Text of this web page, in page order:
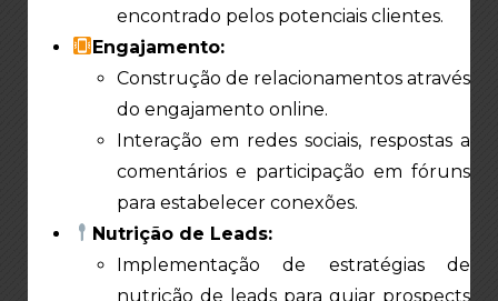
encontrado pelos potenciais clientes.
Engajamento:
Construção de relacionamentos através
do engajamento online.
Interação em redes sociais, respostas a
comentários e participação em fóruns
para estabelecer conexões.
Nutrição de Leads:
Implementação de estratégias de
nutrição de leads para guiar prospects